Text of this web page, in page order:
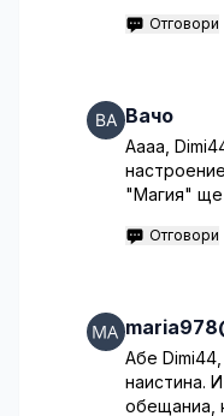
Отговори
Вачо
Аааа,
"Магия"
Отговори
Абе
наистина.
обещаниа,